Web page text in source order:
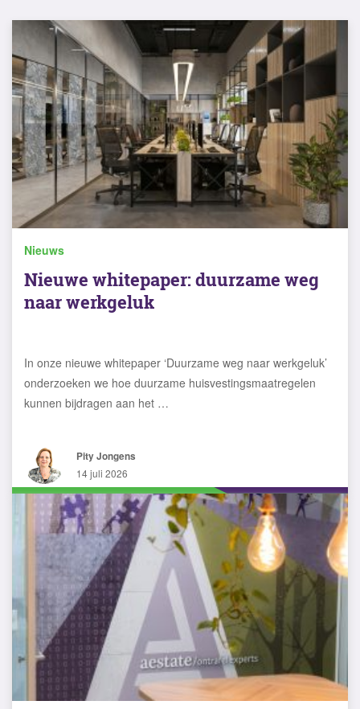
Nieuws
Nieuwe whitepaper: duurzame weg
naar werkgeluk
In onze nieuwe whitepaper ‘Duurzame weg naar werkgeluk’
onderzoeken we hoe duurzame huisvestingsmaatregelen
kunnen bijdragen aan het …
Pity Jongens
14 juli 2026